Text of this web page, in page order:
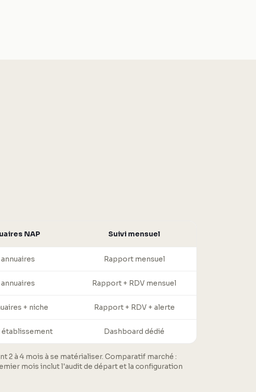
NAP Suivi mensuel
Rapport mensuel
Rapport + RDV mensuel
+ niche Rapport + RDV + alerte
établissement Dashboard dédié
2 à 4 mois à se matérialiser. Comparatif marché :
mois inclut l'audit de départ et la configuration